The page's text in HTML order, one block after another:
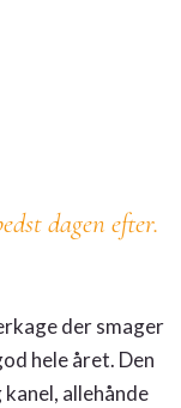
dagen efter.
der smager
hele året. Den
allehånde